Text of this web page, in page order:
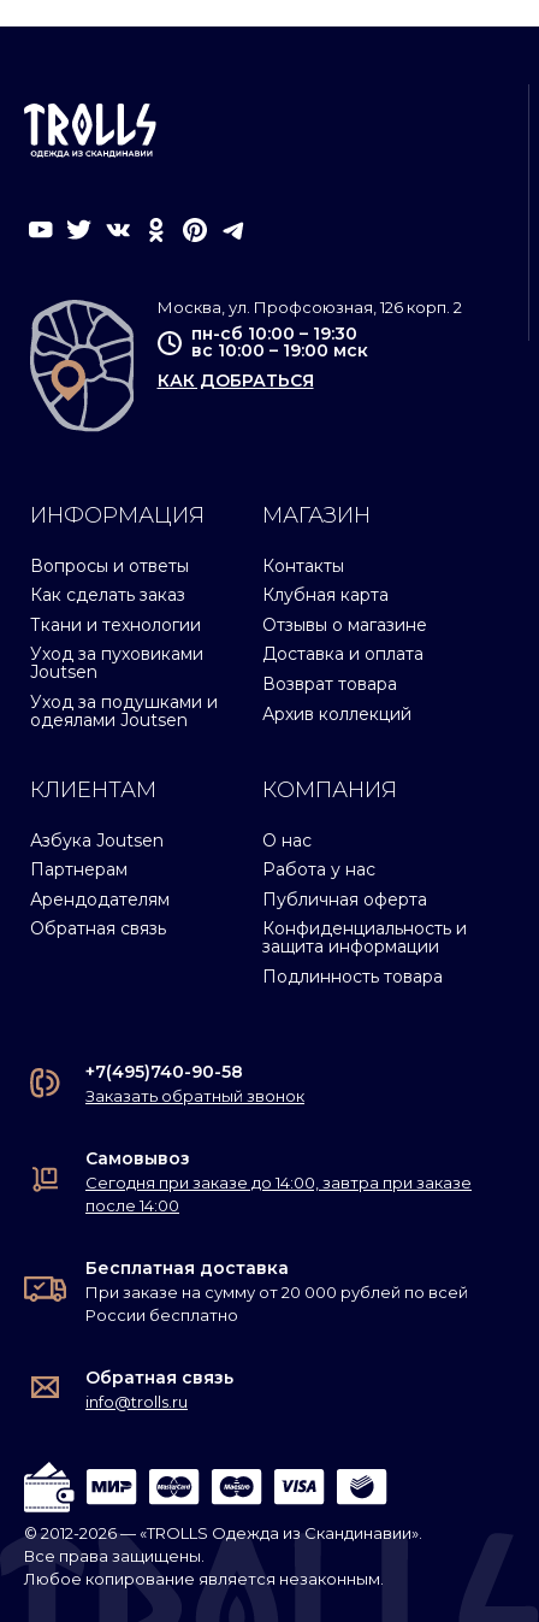
ИНФОРМАЦИЯ
Вопросы и ответы
Как сделать заказ
Ткани и технологии
Уход за пуховиками
Joutsen
Уход за подушками и
одеялами Joutsen
МАГАЗИН
Контакты
Клубная карта
Отзывы о магазине
Доставка и оплата
Возврат товара
Архив коллекций
КЛИЕНТАМ
Азбука Joutsen
Партнерам
Арендодателям
Обратная связь
КОМПАНИЯ
О нас
Работа у нас
Публичная оферта
Конфиденциальность и
защита информации
Подлинность товара
Москва, ул. Профсоюзная, 126 корп. 2
пн-сб 10:00 – 19:30
вс 10:00 – 19:00 мск
КАК ДОБРАТЬСЯ
+7(495)740-90-58
Заказать обратный звонок
Самовывоз
Сегодня при заказе до 14:00, завтра при заказе
после 14:00
Бесплатная доставка
При заказе на сумму от 20 000 рублей по всей
России бесплатно
Обратная связь
info@trolls.ru
© 2012-2026 — «TROLLS Одежда из Скандинавии».
Все права защищены.
Любое копирование является незаконным.